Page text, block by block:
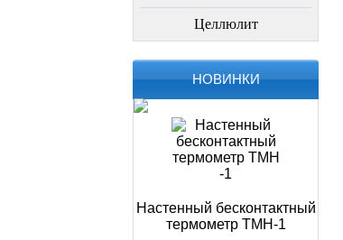
Целлюлит
НОВИНКИ
Настенный бесконтактный
термометр ТМН-1